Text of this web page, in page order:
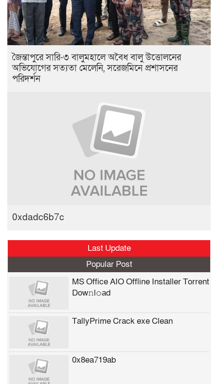
জৈন্তাপুরে সারি-৩ বালুমহালে অবৈধ বালু উত্তোলনের
অভিযোগের সত্যতা মেলেনি, সরেজমিনে প্রশাসনের
পরিদর্শন
0xdadc6b7c
Last Update
Popular Post
MS Office AIO Offline Installer Torrent
Dow𝚗l𝚘аd
TallyPrime Crack exe Clean
0x8ea719ab